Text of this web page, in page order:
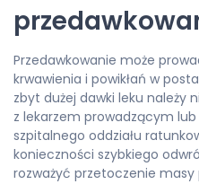
Przedawkowanie może
krwawienia i powikłań w
zbyt dużej dawki leku należy
z lekarzem prowadzącym lub
szpitalnego oddziału
konieczności szybkiego
rozważyć przetoczenie masy